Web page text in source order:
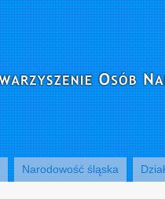
Narodowość śląska